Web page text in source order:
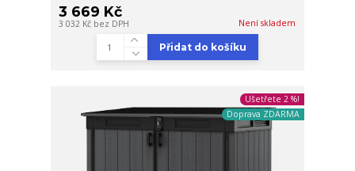
3 669 Kč
3 032 Kč bez DPH Není skladem
Přidat do košíku
Ušetřete 2 %!
Doprava ZDARMA